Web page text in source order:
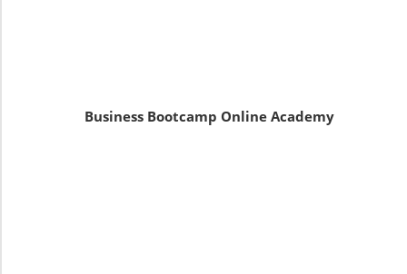
Business Bootcamp Online Academy